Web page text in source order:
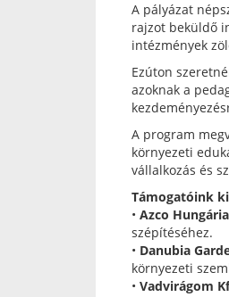
A pályázat
rajzot beküldő
intézmények
Ezúton
azoknak a
A program
környezeti
vállalkozás és
Támogatóink
• Azco Hungária
szépítéséhez.
• Danubia
környezeti
• Vadvirágom